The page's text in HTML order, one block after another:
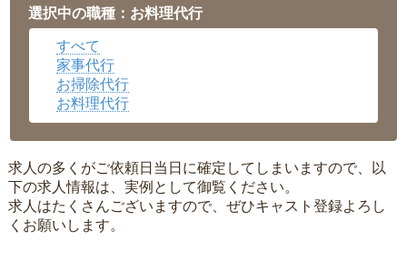
岡山県▼
広島県▼
沖縄県
選択中の職種：お料理代行
すべて
家事代行
お掃除代行
お料理代行
求人の多くがご依頼日当日に確定してしまいますので、以
下の求人情報は、実例として御覧ください。
求人はたくさんございますので、ぜひキャスト登録よろし
くお願いします。